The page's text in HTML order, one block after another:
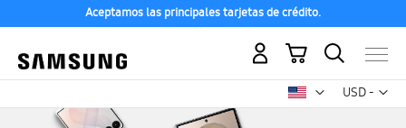
Aceptamos las principales tarjetas de crédito.
USD -
dólar
Mi carrito